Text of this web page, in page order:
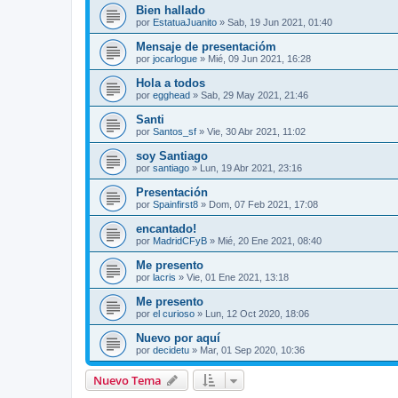
Bien hallado
por EstatuaJuanito » Sab, 19 Jun 2021, 01:40
Mensaje de presentacióm
por jocarlogue » Mié, 09 Jun 2021, 16:28
Hola a todos
por egghead » Sab, 29 May 2021, 21:46
Santi
por Santos_sf » Vie, 30 Abr 2021, 11:02
soy Santiago
por santiago » Lun, 19 Abr 2021, 23:16
Presentación
por Spainfirst8 » Dom, 07 Feb 2021, 17:08
encantado!
por MadridCFyB » Mié, 20 Ene 2021, 08:40
Me presento
por lacris » Vie, 01 Ene 2021, 13:18
Me presento
por el curioso » Lun, 12 Oct 2020, 18:06
Nuevo por aquí
por decidetu » Mar, 01 Sep 2020, 10:36
Nuevo Tema